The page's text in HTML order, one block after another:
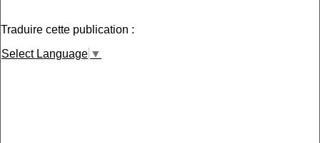
Traduire cette publication :
Select Language ▼